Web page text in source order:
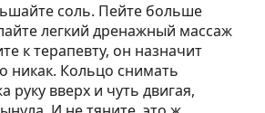
соль. Пейте больше
легкий дренажный массаж
к терапевту, он назначит
никак. Кольцо снимать
руку вверх и чуть двигая,